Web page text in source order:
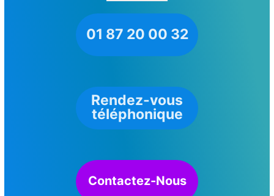
01 87 20 00 32
Rendez-vous
téléphonique
Contactez-Nous